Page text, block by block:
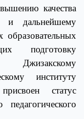
качества
и дальнейшему
образовательных
подготовку
Джизакскому
институту
статус
педагогического